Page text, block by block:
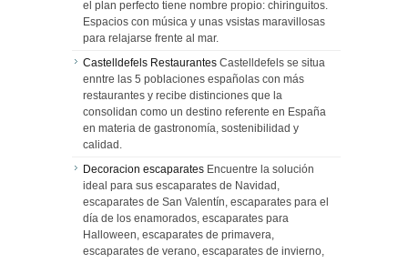
el plan perfecto tiene nombre propio: chiringuitos.
Espacios con música y unas vsistas maravillosas
para relajarse frente al mar.
Castelldefels Restaurantes Castelldefels se situa
enntre las 5 poblaciones españolas con más
restaurantes y recibe distinciones que la
consolidan como un destino referente en España
en materia de gastronomía, sostenibilidad y
calidad.
Decoracion escaparates Encuentre la solución
ideal para sus escaparates de Navidad,
escaparates de San Valentín, escaparates para el
día de los enamorados, escaparates para
Halloween, escaparates de primavera,
escaparates de verano, escaparates de invierno,